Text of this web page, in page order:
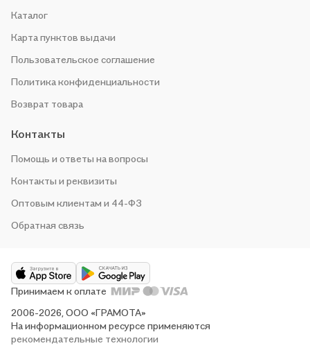
Каталог
Карта пунктов выдачи
Пользовательское соглашение
Политика конфиденциальности
Возврат товара
Контакты
Помощь и ответы на вопросы
Контакты и реквизиты
Оптовым клиентам и 44-ФЗ
Обратная связь
2006-2026, ООО «ГРАМОТА»
На информационном ресурсе применяются
рекомендательные технологии
Принимаем к оплате